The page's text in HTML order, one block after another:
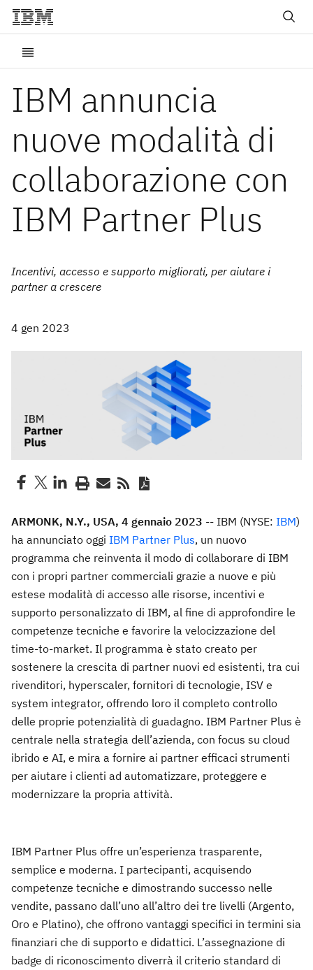
IBM annuncia
nuove modalità di
collaborazione con
IBM Partner Plus
Incentivi, accesso e supporto migliorati, per aiutare i
partner a crescere
4 gen 2023
ARMONK, N.Y., USA, 4 gennaio 2023 -- IBM (NYSE: IBM)
ha annunciato oggi IBM Partner Plus, un nuovo
programma che reinventa il modo di collaborare di IBM
con i propri partner commerciali grazie a nuove e più
estese modalità di accesso alle risorse, incentivi e
supporto personalizzato di IBM, al fine di approfondire le
competenze tecniche e favorire la velocizzazione del
time-to-market. Il programma è stato creato per
sostenere la crescita di partner nuovi ed esistenti, tra cui
rivenditori, hyperscaler, fornitori di tecnologie, ISV e
system integrator, offrendo loro il completo controllo
delle proprie potenzialità di guadagno. IBM Partner Plus è
centrale nella strategia dell’azienda, con focus su cloud
ibrido e AI, e mira a fornire ai partner efficaci strumenti
per aiutare i clienti ad automatizzare, proteggere e
modernizzare la propria attività.
IBM Partner Plus offre un’esperienza trasparente,
semplice e moderna. I partecipanti, acquisendo
competenze tecniche e dimostrando successo nelle
vendite, passano dall’uno all’altro dei tre livelli (Argento,
Oro e Platino), che offrono vantaggi specifici in termini sia
finanziari che di supporto e didattici. L’assegnazione di
badge di riconoscimento diverrà il criterio standard di